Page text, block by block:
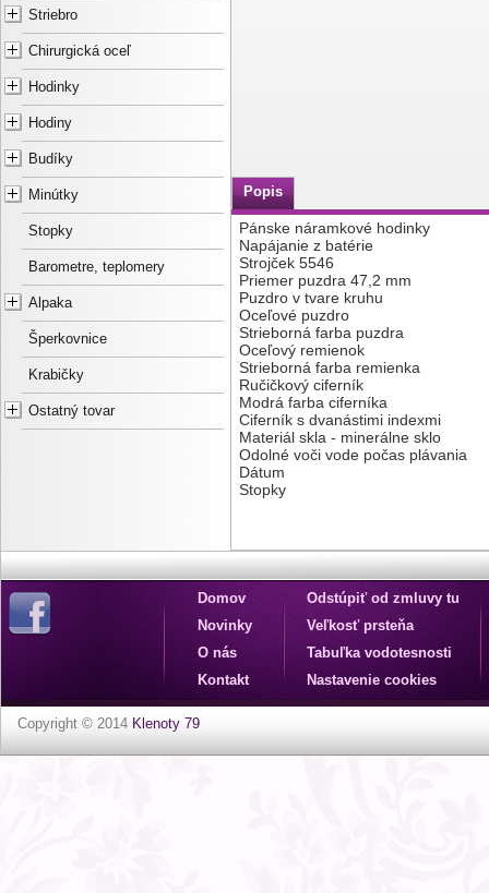
Striebro
Chirurgická oceľ
Hodinky
Hodiny
Budíky
Minútky
Stopky
Barometre, teplomery
Alpaka
Šperkovnice
Krabičky
Ostatný tovar
Popis
Pánske náramkové hodinky
Napájanie z batérie
Strojček 5546
Priemer puzdra 47,2 mm
Puzdro v tvare kruhu
Oceľové puzdro
Strieborná farba puzdra
Oceľový remienok
Strieborná farba remienka
Ručičkový ciferník
Modrá farba ciferníka
Ciferník s dvanástimi indexmi
Materiál skla - minerálne sklo
Odolné voči vode počas plávania
Dátum
Stopky
Domov
Novinky
O nás
Kontakt
Odstúpiť od zmluvy tu
Veľkosť prsteňa
Tabuľka vodotesnosti
Nastavenie cookies
Copyright © 2014 Klenoty 79